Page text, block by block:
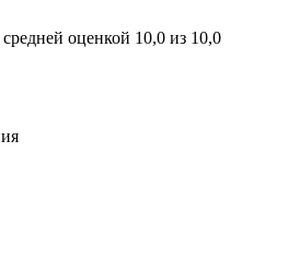
оценкой 10,0 из 10,0